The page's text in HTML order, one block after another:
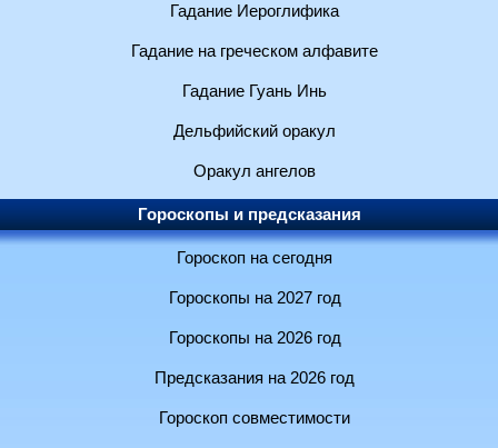
Гадание Иероглифика
Гадание на греческом алфавите
Гадание Гуань Инь
Дельфийский оракул
Оракул ангелов
Гороскопы и предсказания
Гороскоп на сегодня
Гороскопы на 2027 год
Гороскопы на 2026 год
Предсказания на 2026 год
Гороскоп совместимости